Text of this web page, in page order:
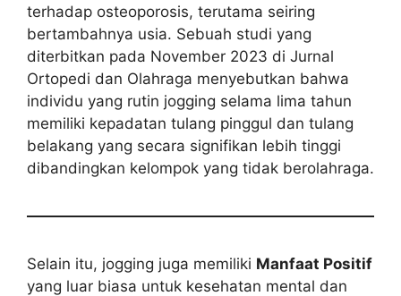
terhadap osteoporosis, terutama seiring
bertambahnya usia. Sebuah studi yang
diterbitkan pada November 2023 di Jurnal
Ortopedi dan Olahraga menyebutkan bahwa
individu yang rutin jogging selama lima tahun
memiliki kepadatan tulang pinggul dan tulang
belakang yang secara signifikan lebih tinggi
dibandingkan kelompok yang tidak berolahraga.
Selain itu, jogging juga memiliki Manfaat Positif
yang luar biasa untuk kesehatan mental dan